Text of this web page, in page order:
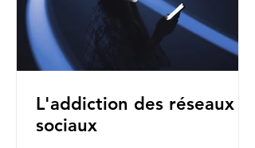
L'addiction des réseaux
sociaux